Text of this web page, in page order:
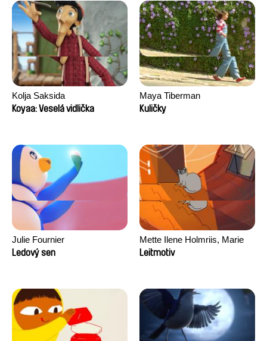
Kolja Saksida
Koyaa: Veselá vidlička
Maya Tiberman
Kuličky
Julie Fournier
Ledový sen
Mette Ilene Holmriis, Marie
Jørgensen, Jeanette
Leitmotiv